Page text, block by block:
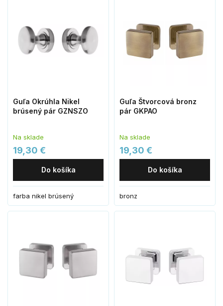
Guľa Okrúhla Nikel
brúsený pár GZNSZO
Na sklade
19,30 €
Do košíka
farba nikel brúsený
Guľa Štvorcová bronz
pár GKPAO
Na sklade
19,30 €
Do košíka
bronz